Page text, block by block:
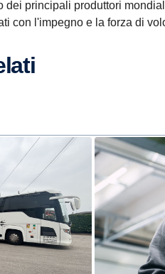
principali produttori
con l'impegno e la forza di